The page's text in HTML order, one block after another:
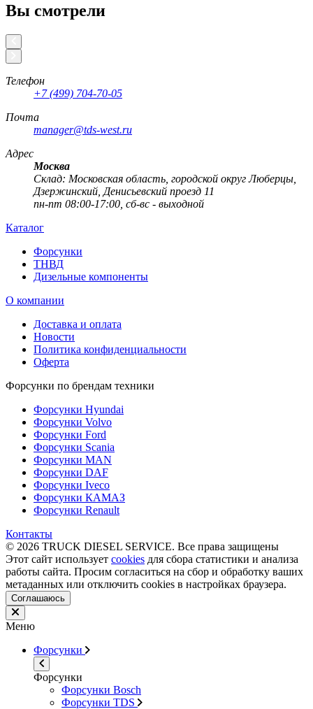
Вы смотрели
Телефон
+7 (499) 704-70-05
Почта
manager@tds-west.ru
Адрес
Москва
Cклад: Московская область, городской округ Люберцы,
Дзержинский, Денисьевский проезд 11
пн-пт 08:00-17:00, сб-вс - выходной
Каталог
Форсунки
ТНВД
Дизельные компоненты
О компании
Доставка и оплата
Новости
Политика конфиденциальности
Оферта
Форсунки по брендам техники
Форсунки Hyundai
Форсунки Volvo
Форсунки Ford
Форсунки Scania
Форсунки MAN
Форсунки DAF
Форсунки Iveco
Форсунки КАМАЗ
Форсунки Renault
Контакты
© 2026 TRUCK DIESEL SERVICE. Все права защищены
Этот сайт использует cookies для сбора статистики и анализа
работы сайта. Просим согласиться на сбор и обработку ваших
метаданных или отключить cookies в настройках браузера.
Соглашаюсь
Меню
Форсунки
Форсунки
Форсунки Bosch
Форсунки TDS